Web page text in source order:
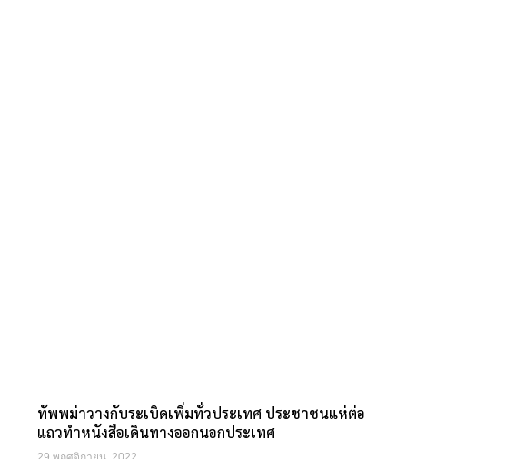
ทัพพม่าวางกับระเบิดเพิ่มทั่วประเทศ ประชาชนแห่ต่อ
แถวทำหนังสือเดินทางออกนอกประเทศ